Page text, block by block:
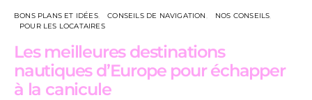
BONS PLANS ET IDÉES CONSEILS DE NAVIGATION
NOS CONSEILS
POUR LES LOCATAIRES
Les meilleures destinations
nautiques d’Europe pour échapper
à la canicule